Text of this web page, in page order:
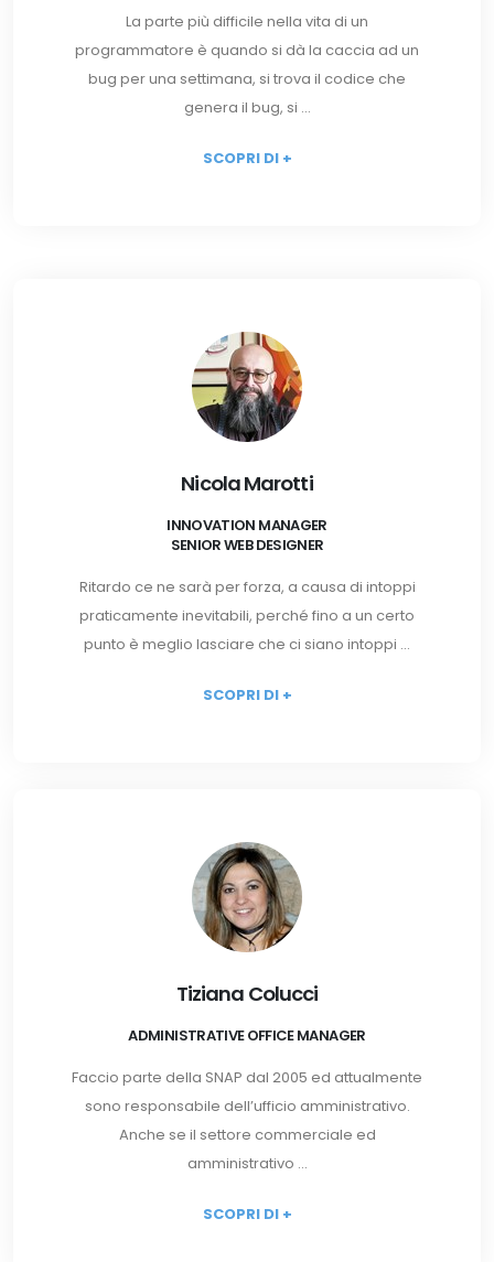
La parte più difficile nella vita di un
programmatore è quando si dà la caccia ad un
bug per una settimana, si trova il codice che
genera il bug, si ...
SCOPRI DI +
Nicola Marotti
INNOVATION MANAGER
SENIOR WEB DESIGNER
Ritardo ce ne sarà per forza, a causa di intoppi
praticamente inevitabili, perché fino a un certo
punto è meglio lasciare che ci siano intoppi ...
SCOPRI DI +
Tiziana Colucci
ADMINISTRATIVE OFFICE MANAGER
Faccio parte della SNAP dal 2005 ed attualmente
sono responsabile dell’ufficio amministrativo.
Anche se il settore commerciale ed
amministrativo ...
SCOPRI DI +